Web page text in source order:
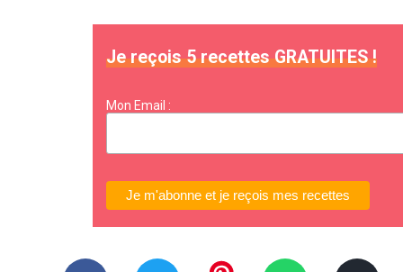
Je reçois 5 recettes GRATUITES !
Mon Email :